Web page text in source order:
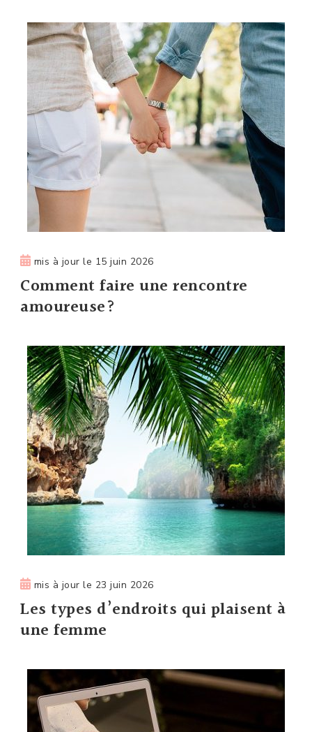
mis à jour le 15 juin 2026
Comment faire une rencontre
amoureuse?
mis à jour le 23 juin 2026
Les types d’endroits qui plaisent à
une femme